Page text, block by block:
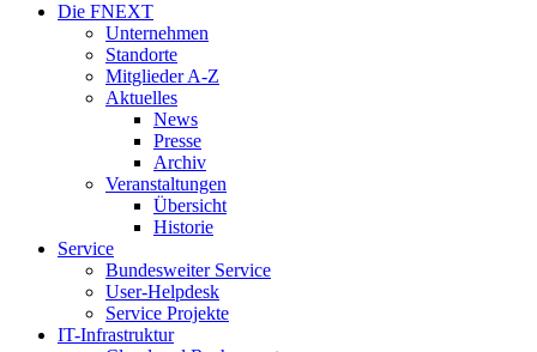
Die FNEXT
Unternehmen
Standorte
Mitglieder A-Z
Aktuelles
News
Presse
Archiv
Veranstaltungen
Übersicht
Historie
Service
Bundesweiter Service
User-Helpdesk
Service Projekte
IT-Infrastruktur